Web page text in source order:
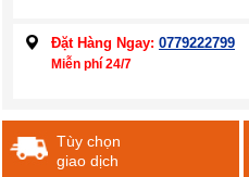
Đặt Hàng Ngay: 0779222799
Miễn phí 24/7
Tùy chọn
giao dịch